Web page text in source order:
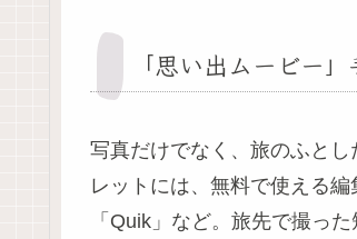
「思い出ムービー
写真だけでなく、旅のふと
レットには、無料で使える
「Quik」など。旅先で撮っ